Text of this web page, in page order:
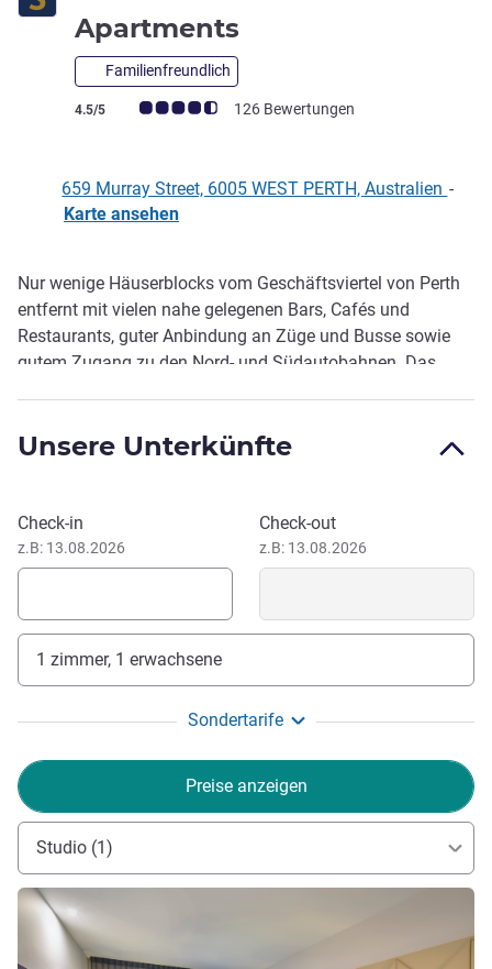
Apartments
Familienfreundlich
Note Kundenmeinungen (Bewertung ALL)
4.5/5 126 Bewertungen
659 Murray Street, 6005 WEST PERTH, Australien -
Karte ansehen
Beschreibung
Nur wenige Häuserblocks vom Geschäftsviertel von Perth
entfernt mit vielen nahe gelegenen Bars, Cafés und
Restaurants, guter Anbindung an Züge und Busse sowie
gutem Zugang zu den Nord- und Südautobahnen. Das
Appartement-Studios mit Kochnische sowie
Grill- und Essbereiche im Freien.
Unsere Unterkünfte
Dieses Hotel buchen
Check-in
z.B: 13.08.2026
Check-out
z.B: 13.08.2026
1 zimmer, 1 erwachsene
Sondertarife
Preise anzeigen
Studio (1)
Details ansehen